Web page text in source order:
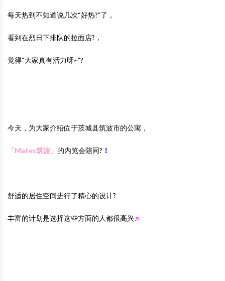
每天热到不知道说几次“好热?”了，
看到在烈日下排队的拉面店?，
觉得“大家真有活力呀~”?
今天，为大家介绍位于茨城县筑波市的公寓，
「Mates筑波 」 的内览会陪同? ！
舒适的居住空间进行了精心的设计?
丰富的计划是选择这些方面的人都很高兴♬